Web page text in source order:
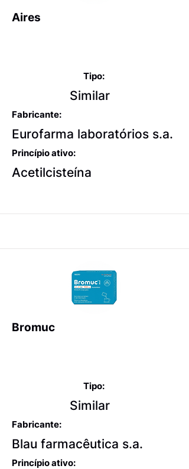
Aires
Tipo:
Similar
Fabricante:
Eurofarma laboratórios s.a.
Princípio ativo:
Acetilcisteína
Bromuc
Tipo:
Similar
Fabricante:
Blau farmacêutica s.a.
Princípio ativo: